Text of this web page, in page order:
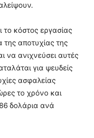
το κόστος εργασίας
αποτυχίας της
να ανιχνεύσει αυτές
για ψευδείς
ασφαλείας
το χρόνο και
δολάρια ανά